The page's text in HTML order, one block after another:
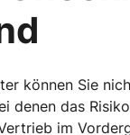
können Sie
denen das
im